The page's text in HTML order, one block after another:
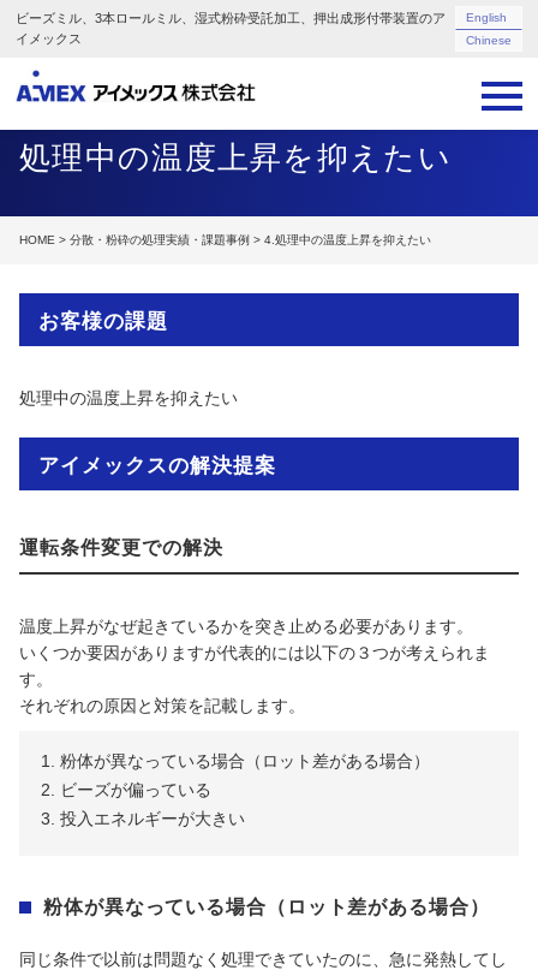
ビーズミル、3本ロールミル、湿式粉砕受託加工、押出成形付帯装置のア
イメックス
English
Chinese
処理中の温度上昇を抑えたい
HOME > 分散・粉砕の処理実績・課題事例 > 4.処理中の温度上昇を抑えたい
お客様の課題
処理中の温度上昇を抑えたい
アイメックスの解決提案
運転条件変更での解決
温度上昇がなぜ起きているかを突き止める必要があります。
いくつか要因がありますが代表的には以下の３つが考えられま
す。
それぞれの原因と対策を記載します。
粉体が異なっている場合（ロット差がある場合）
ビーズが偏っている
投入エネルギーが大きい
粉体が異なっている場合（ロット差がある場合）
同じ条件で以前は問題なく処理できていたのに、急に発熱してし